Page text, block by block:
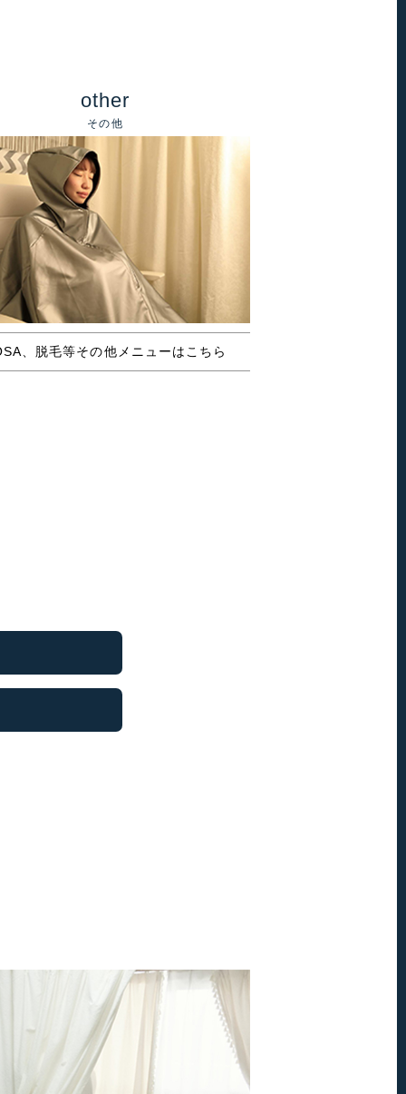
other
その他
、脱毛等その他メニューはこちら